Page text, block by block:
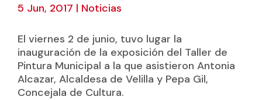
5 Jun, 2017 | Noticias
El viernes 2 de junio, tuvo lugar la
inauguración de la exposición del Taller de
Pintura Municipal a la que asistieron Antonia
Alcazar, Alcaldesa de Velilla y Pepa Gil,
Concejala de Cultura.